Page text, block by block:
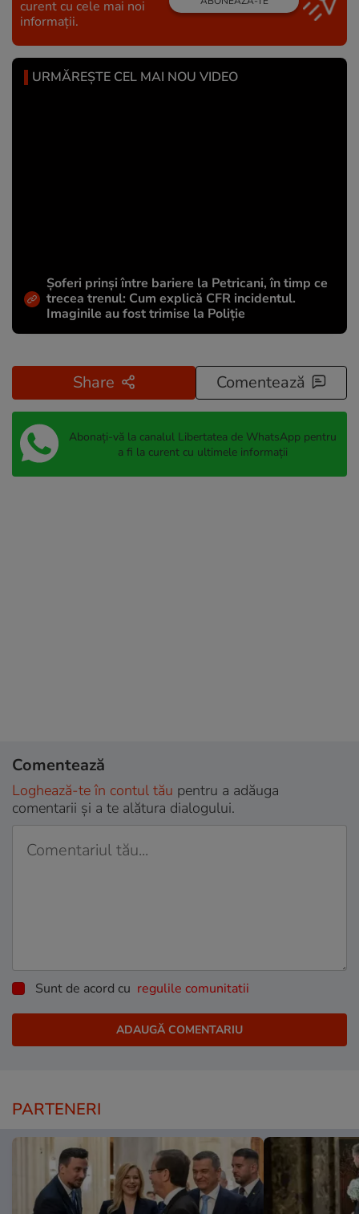
curent cu cele mai noi
informații.
URMĂREȘTE CEL MAI NOU VIDEO
Șoferi prinși între bariere la Petricani, în timp ce
trecea trenul: Cum explică CFR incidentul.
Imaginile au fost trimise la Poliție
Share Comentează
Abonați-vă la canalul Libertatea de WhatsApp pentru
a fi la curent cu ultimele informații
Comentează
Loghează-te în contul tău pentru a adăuga
comentarii și a te alătura dialogului.
Sunt de acord cu regulile comunitatii
PARTENERI